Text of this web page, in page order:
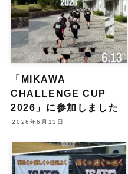
「MIKAWA
CHALLENGE CUP
2026」に参加しました
2026年6月13日